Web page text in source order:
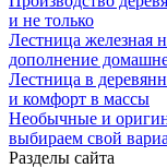
и не только
Лестница железная
дополнение
Лестница в
и комфорт в массы
Необычные и
выбираем свой
Разделы сайта